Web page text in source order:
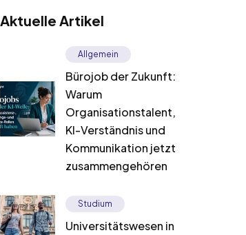
Aktuelle Artikel
Allgemein
Bürojob der Zukunft:
Warum
Organisationstalent,
KI-Verständnis und
Kommunikation jetzt
zusammengehören
Studium
Universitätswesen in